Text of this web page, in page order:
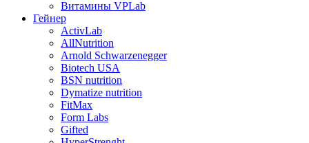
Витамины VPLab
Гейнер
ActivLab
AllNutrition
Arnold Schwarzenegger
Biotech USA
BSN nutrition
Dymatize nutrition
FitMax
Form Labs
Gifted